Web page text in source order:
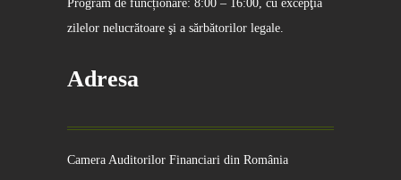
Program de funcționare: 8:00 – 16:00, cu excepţia
zilelor nelucrătoare şi a sărbătorilor legale.
Adresa
Camera Auditorilor Financiari din România